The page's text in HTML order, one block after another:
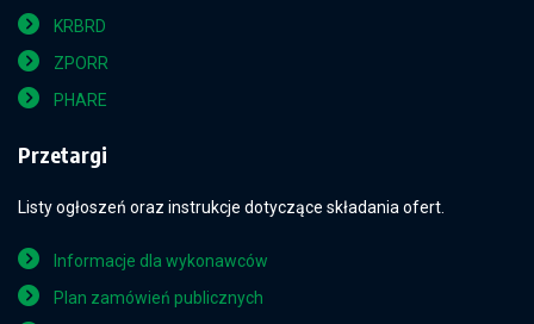
KRBRD
ZPORR
PHARE
Przetargi
Listy ogłoszeń oraz instrukcje dotyczące składania ofert.
Informacje dla wykonawców
Plan zamówień publicznych